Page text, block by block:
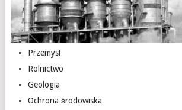
Przemysł
Rolnictwo
Geologia
Ochrona środowiska